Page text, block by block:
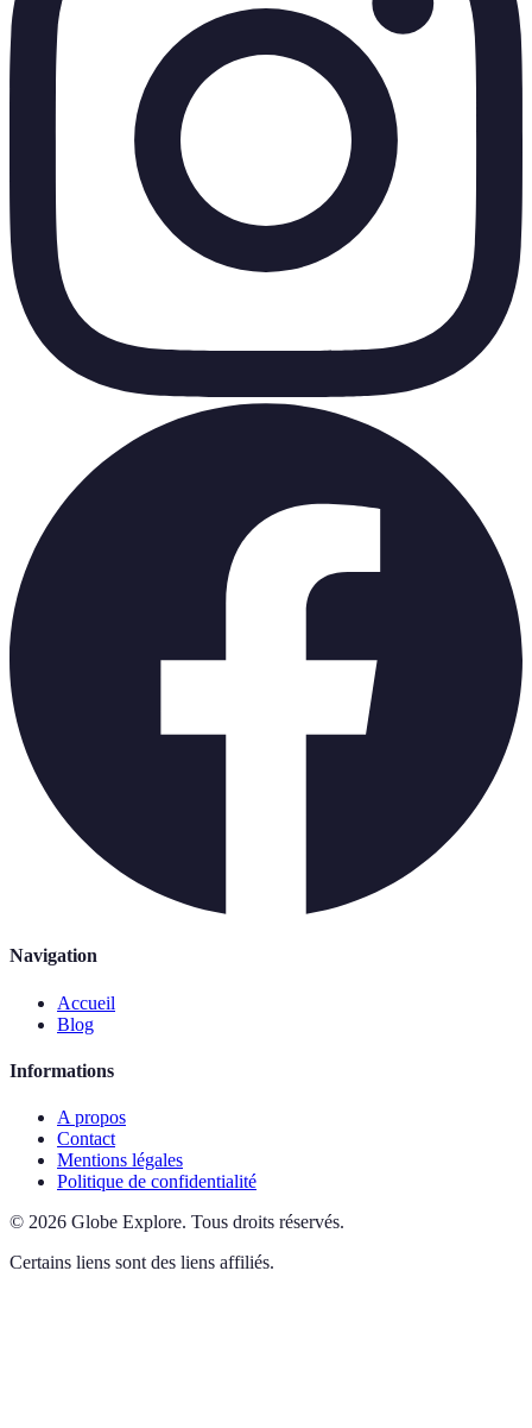
Navigation
Accueil
Blog
Informations
A propos
Contact
Mentions légales
Politique de confidentialité
© 2026 Globe Explore. Tous droits réservés.
Certains liens sont des liens affiliés.